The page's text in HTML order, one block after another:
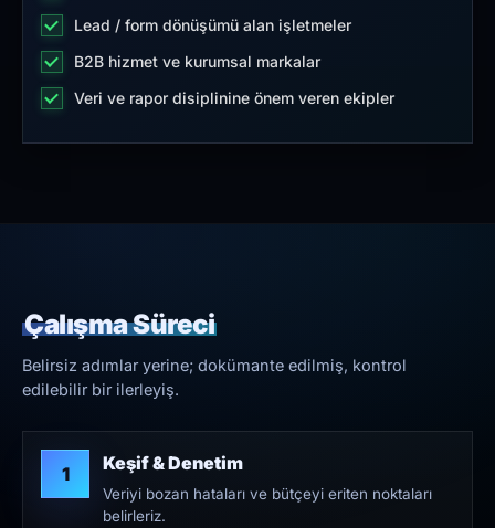
Lead / form dönüşümü alan işletmeler
B2B hizmet ve kurumsal markalar
Veri ve rapor disiplinine önem veren ekipler
Çalışma Süreci
Belirsiz adımlar yerine; dokümante edilmiş, kontrol
edilebilir bir ilerleyiş.
1 Keşif & Denetim
Veriyi bozan hataları ve bütçeyi eriten noktaları
belirleriz.